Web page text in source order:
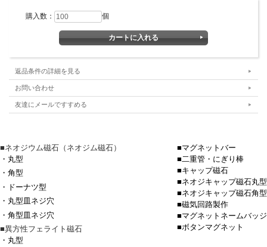
購入数： 個
返品条件の詳細を見る
お問い合わせ
友達にメールですすめる
■ネオジウム磁石（ネオジム磁石）
・丸型
・角型
・ドーナツ型
・丸型皿ネジ穴
・角型皿ネジ穴
■異方性フェライト磁石
・丸型
■マグネットバー
■二重管・にぎり棒
■キャップ磁石
■ネオジキャップ磁石丸型
■ネオジキャップ磁石角型
■磁気回路製作
■マグネットネームバッジ
■ボタンマグネット